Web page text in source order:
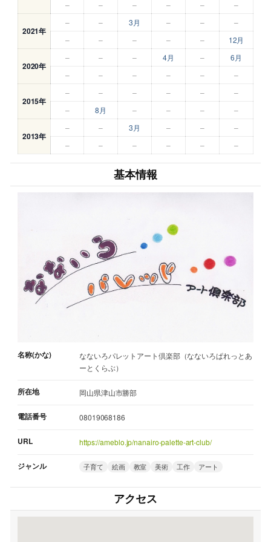
– – – – – –
2021年
– – 3月 – –
–
–
– – – – 12月
2020年
– – – 4月 –
6月
–
– – – – –
2015年
– – – – –
–
–
8月 – – – –
2013年
– – 3月 – –
–
–
– – – – –
基本情報
名称(かな)
なないろパレットアート倶楽部（なないろぱれっとあ
ーとくらぶ）
所在地 岡山県津山市勝部
電話番号 08019068186
URL https://ameblo.jp/nanairo-palette-art-club/
ジャンル 子育て 絵画 教室 美術 工作 アート
アクセス